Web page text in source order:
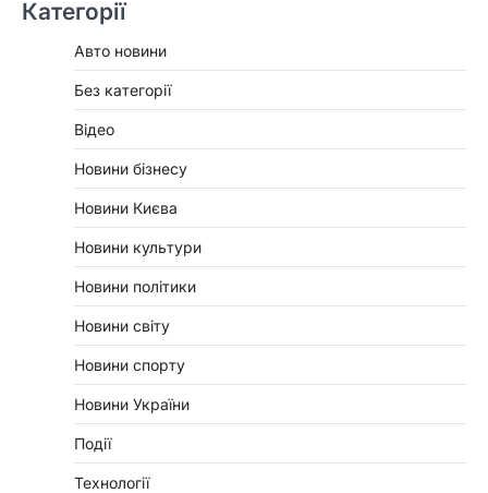
Категорії
Авто новини
Без категорії
Відео
Новини бізнесу
Новини Києва
Новини культури
Новини політики
Новини світу
Новини спорту
Новини України
Події
Технології